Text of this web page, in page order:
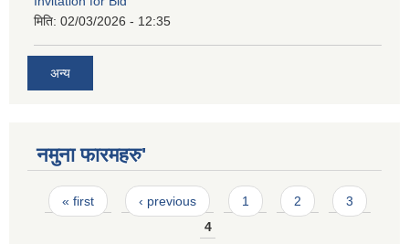
मिति: 02/03/2026 - 12:35
अन्य
नमुना फारमहरु'
Pages
« first ‹ previous 1 2
3
4